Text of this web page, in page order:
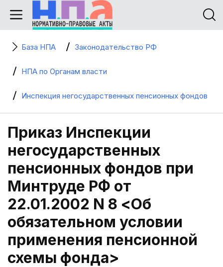
База НПА Законодательство РФ
НПА по Органам власти
Инспекция негосударственных пенсионных фондов
Приказ Инспекции
негосударственных
пенсионных фондов при
Минтруде РФ от
22.01.2002 N 8 <Об
обязательном условии
применения пенсионной
схемы фонда>